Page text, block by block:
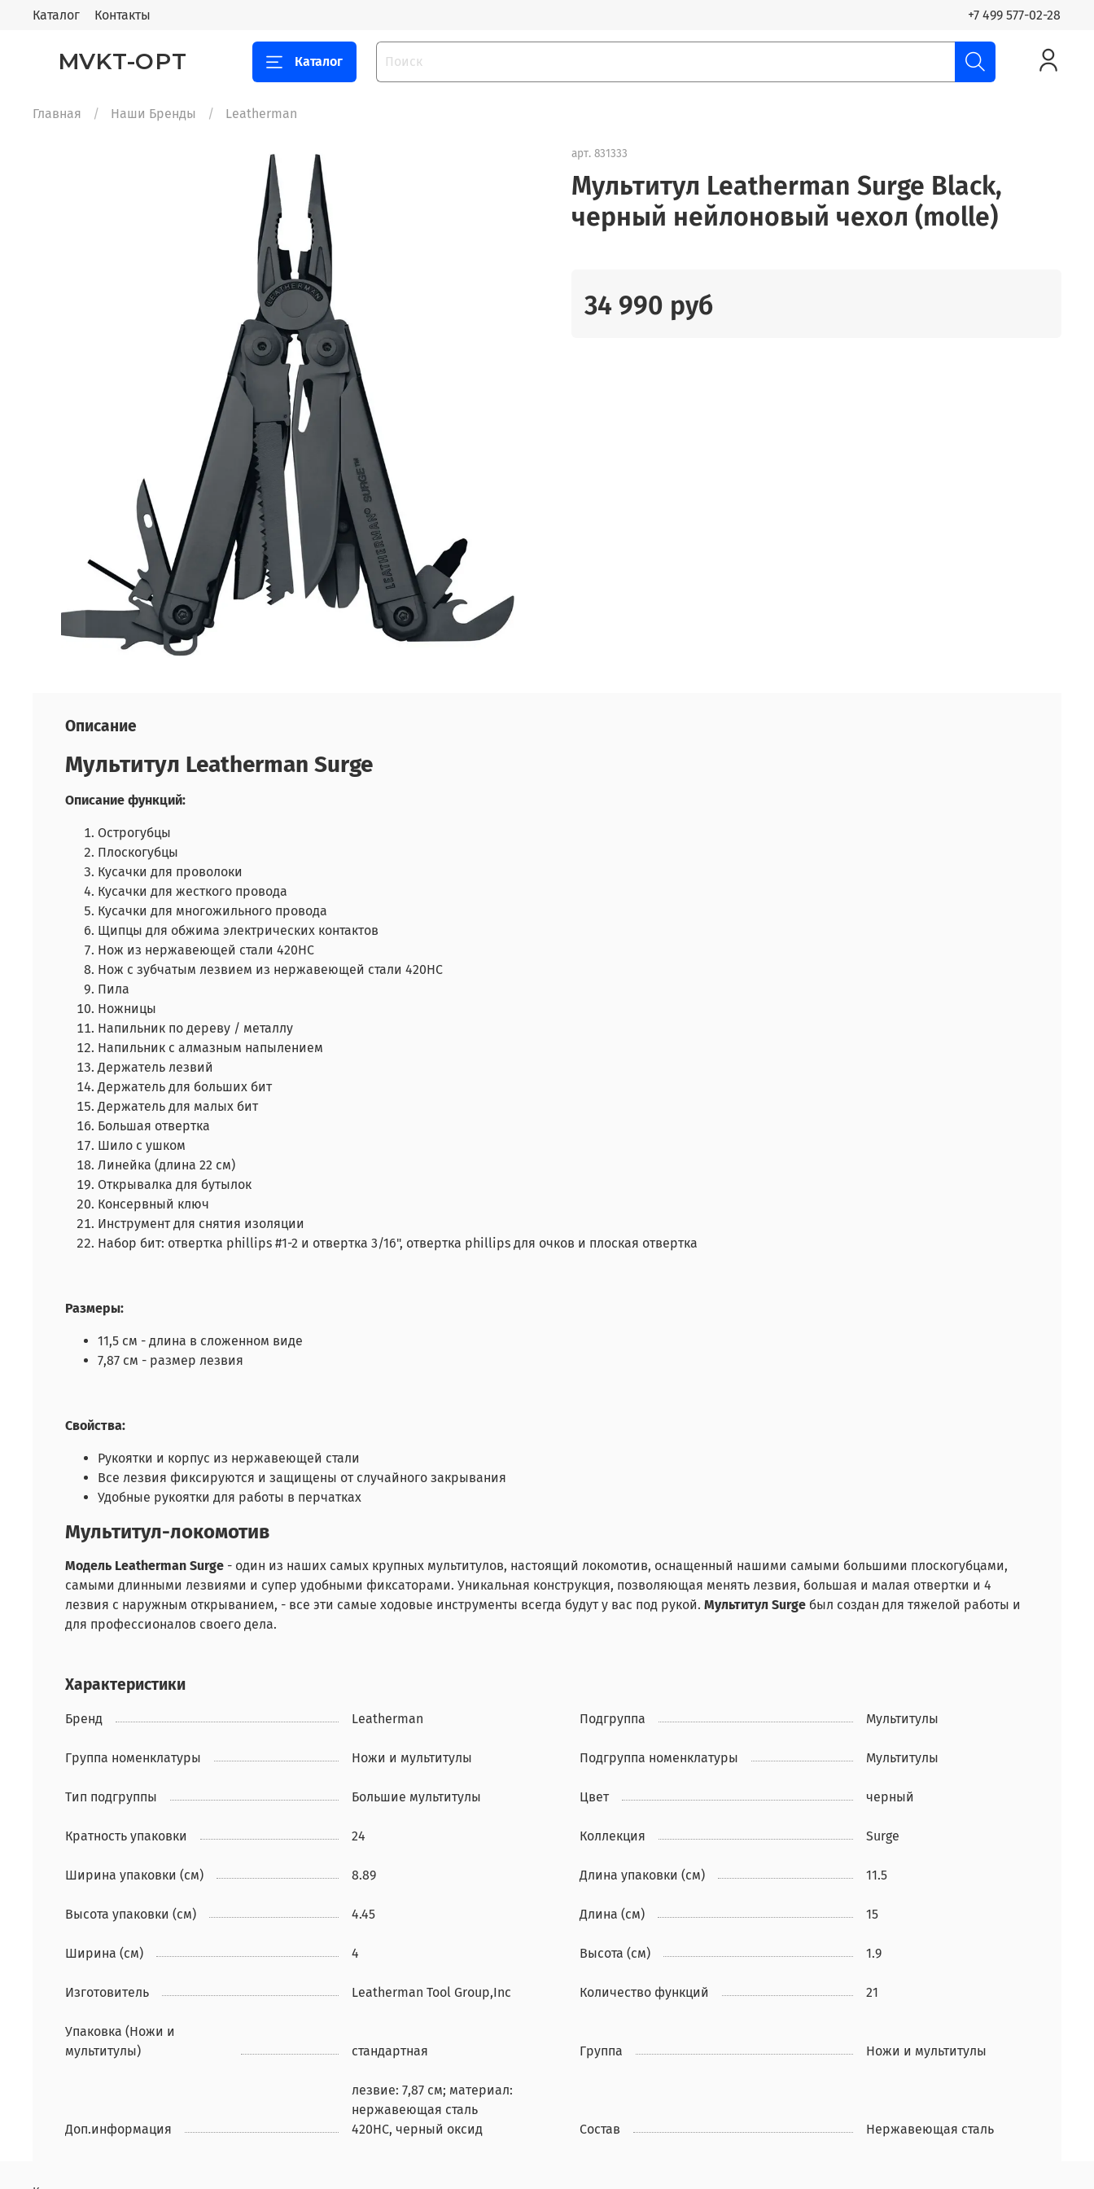
Каталог Контакты +7 499 577-02-28
MVKT-OPT Каталог
Главная Наши Бренды Leatherman
арт. 831333
Мультитул Leatherman Surge Black,
черный нейлоновый чехол (molle)
34 990 руб
Описание
Мультитул Leatherman Surge
Описание функций:
Острогубцы
Плоскогубцы
Кусачки для проволоки
Кусачки для жесткого провода
Кусачки для многожильного провода
Щипцы для обжима электрических контактов
Нож из нержавеющей стали 420HC
Нож с зубчатым лезвием из нержавеющей стали 420HC
Пила
Ножницы
Напильник по дереву / металлу
Напильник с алмазным напылением
Держатель лезвий
Держатель для больших бит
Держатель для малых бит
Большая отвертка
Шило с ушком
Линейка (длина 22 см)
Открывалка для бутылок
Консервный ключ
Инструмент для снятия изоляции
Набор бит: отвертка phillips #1-2 и отвертка 3/16", отвертка phillips для очков и плоская отвертка
Размеры:
11,5 см - длина в сложенном виде
7,87 см - размер лезвия
Свойства:
Рукоятки и корпус из нержавеющей стали
Все лезвия фиксируются и защищены от случайного закрывания
Удобные рукоятки для работы в перчатках
Мультитул-локомотив
Модель Leatherman Surge - один из наших самых крупных мультитулов, настоящий локомотив, оснащенный нашими самыми большими плоскогубцами,
самыми длинными лезвиями и супер удобными фиксаторами. Уникальная конструкция, позволяющая менять лезвия, большая и малая отвертки и 4
лезвия с наружным открыванием, - все эти самые ходовые инструменты всегда будут у вас под рукой. Мультитул Surge был создан для тяжелой работы и
для профессионалов своего дела.
Характеристики
Бренд Leatherman Подгруппа Мультитулы
Группа номенклатуры Ножи и мультитулы Подгруппа номенклатуры Мультитулы
Тип подгруппы Большие мультитулы Цвет черный
Кратность упаковки 24 Коллекция Surge
Ширина упаковки (см) 8.89 Длина упаковки (см) 11.5
Высота упаковки (см) 4.45 Длина (см) 15
Ширина (см) 4 Высота (см) 1.9
Изготовитель Leatherman Tool Group,Inc Количество функций 21
Упаковка (Ножи и
мультитулы)
стандартная Группа Ножи и мультитулы
Доп.информация
лезвие: 7,87 см; материал:
нержавеющая сталь
420HC, черный оксид
Состав Нержавеющая сталь